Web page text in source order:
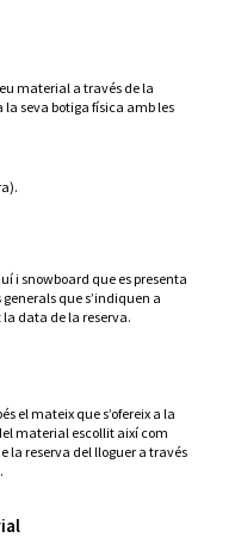
material a través de la
seva botiga física amb les
i snowboard que es presenta
que s’indiquen a
data de la reserva.
el mateix que s’ofereix a la
material escollit així com
la reserva del lloguer a través